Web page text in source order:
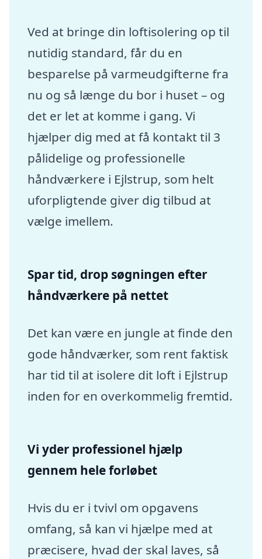
Ved at bringe din loftisolering op til
nutidig standard, får du en
besparelse på varmeudgifterne fra
nu og så længe du bor i huset – og
det er let at komme i gang. Vi
hjælper dig med at få kontakt til 3
pålidelige og professionelle
håndværkere i Ejlstrup, som helt
uforpligtende giver dig tilbud at
vælge imellem.
Spar tid, drop søgningen efter
håndværkere på nettet
Det kan være en jungle at finde den
gode håndværker, som rent faktisk
har tid til at isolere dit loft i Ejlstrup
inden for en overkommelig fremtid.
Vi yder professionel hjælp
gennem hele forløbet
Hvis du er i tvivl om opgavens
omfang, så kan vi hjælpe med at
præcisere, hvad der skal laves, så